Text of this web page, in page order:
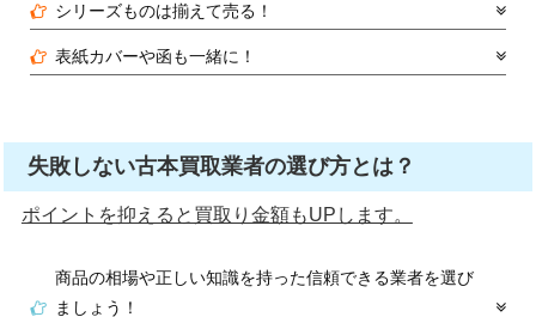
シリーズものは揃えて売る！
表紙カバーや函も一緒に！
失敗しない古本買取業者の選び方とは？
ポイントを抑えると買取り金額もUPします。
商品の相場や正しい知識を持った信頼できる業者を選び
ましょう！